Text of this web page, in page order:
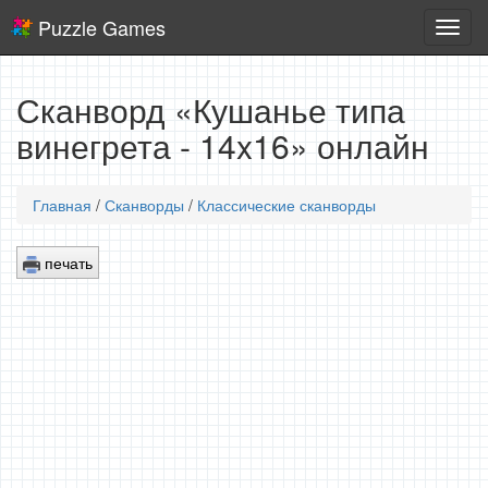
игры
Puzzle Games
Сканворд «Кушанье типа
винегрета - 14x16» онлайн
Главная / Сканворды / Классические сканворды
печать